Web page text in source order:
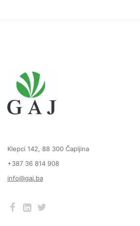
Klepci 142, 88 300 Čapljina
+387 36 814 908
info@gaj.ba